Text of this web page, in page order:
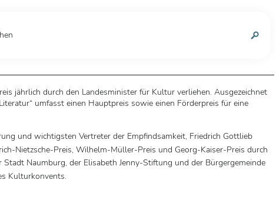
jährlich durch den Landesminister für Kultur verliehen. Ausgezeichnet
umfasst einen Hauptpreis sowie einen Förderpreis für eine
und wichtigsten Vertreter der Empfindsamkeit, Friedrich Gottlieb
Nietzsche-Preis, Wilhelm-Müller-Preis und Georg-Kaiser-Preis durch
Naumburg, der Elisabeth Jenny-Stiftung und der Bürgergemeinde
Kulturkonvents.